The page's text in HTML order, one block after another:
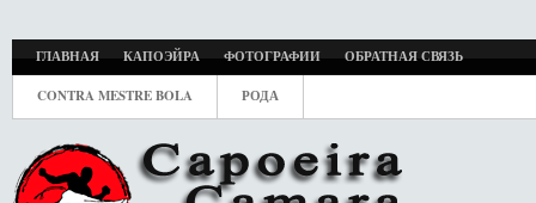
ГЛАВНАЯ КАПОЭЙРА ФОТОГРАФИИ ОБРАТНАЯ СВЯЗЬ
CONTRA MESTRE BOLA РОДА